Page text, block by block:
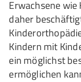
Erwachsene
daher
Kindern mit
ein möglichst
ermöglichen